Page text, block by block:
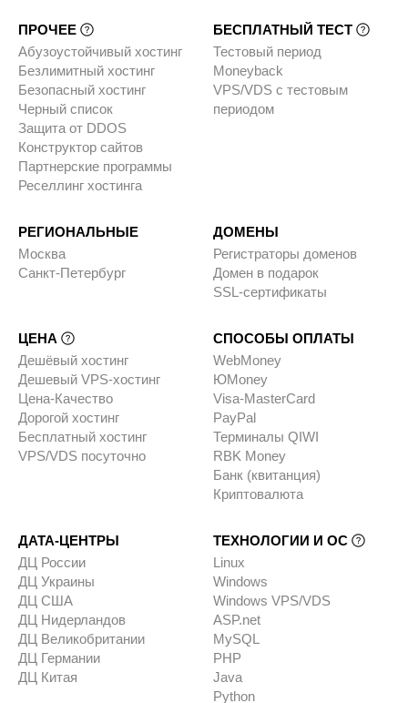
ПРОЧЕЕ
Абузоустойчивый хостинг
Безлимитный хостинг
Безопасный хостинг
Черный список
Защита от DDOS
Конструктор сайтов
Партнерские программы
Реселлинг хостинга
БЕСПЛАТНЫЙ ТЕСТ
Тестовый период
Moneyback
VPS/VDS с тестовым
периодом
РЕГИОНАЛЬНЫЕ
Москва
Санкт-Петербург
ДОМЕНЫ
Регистраторы доменов
Домен в подарок
SSL-сертификаты
ЦЕНА
Дешёвый хостинг
Дешевый VPS-хостинг
Цена-Качество
Дорогой хостинг
Бесплатный хостинг
VPS/VDS посуточно
СПОСОБЫ ОПЛАТЫ
WebMoney
ЮMoney
Visa-MasterCard
PayPal
Терминалы QIWI
RBK Money
Банк (квитанция)
Криптовалюта
ДАТА-ЦЕНТРЫ
ДЦ России
ДЦ Украины
ДЦ США
ДЦ Нидерландов
ДЦ Великобритании
ДЦ Германии
ДЦ Китая
ТЕХНОЛОГИИ И ОС
Linux
Windows
Windows VPS/VDS
ASP.net
MySQL
PHP
Java
Python